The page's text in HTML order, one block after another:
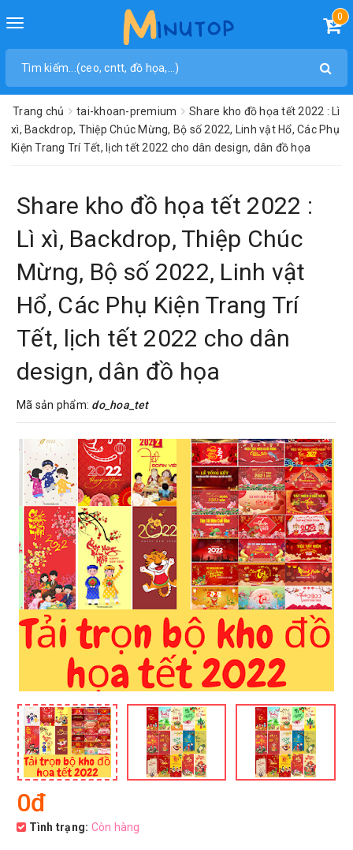
Toggle
0
Trang chủ tai-khoan-premium
Share kho đồ họa tết 2022 : Lì
xì, Backdrop, Thiệp Chúc Mừng, Bộ số 2022, Linh vật Hổ, Các Phụ
Kiện Trang Trí Tết, lịch tết 2022 cho dân design, dân đồ họa
Share kho đồ họa tết 2022 :
Lì xì, Backdrop, Thiệp Chúc
Mừng, Bộ số 2022, Linh vật
Hổ, Các Phụ Kiện Trang Trí
Tết, lịch tết 2022 cho dân
design, dân đồ họa
Mã sản phẩm: do_hoa_tet
0đ
Tình trạng: Còn hàng